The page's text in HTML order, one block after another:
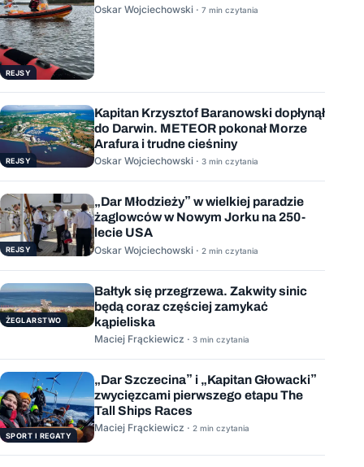
REJSY
Oskar Wojciechowski · 7 min czytania
REJSY
Kapitan Krzysztof Baranowski dopłynął
do Darwin. METEOR pokonał Morze
Arafura i trudne cieśniny
Oskar Wojciechowski · 3 min czytania
REJSY
„Dar Młodzieży” w wielkiej paradzie
żaglowców w Nowym Jorku na 250-
lecie USA
Oskar Wojciechowski · 2 min czytania
ŻEGLARSTWO
Bałtyk się przegrzewa. Zakwity sinic
będą coraz częściej zamykać
kąpieliska
Maciej Frąckiewicz · 3 min czytania
SPORT I REGATY
„Dar Szczecina” i „Kapitan Głowacki”
zwycięzcami pierwszego etapu The
Tall Ships Races
Maciej Frąckiewicz · 2 min czytania